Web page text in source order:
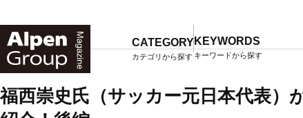
CATEGORY
カテゴリから探す
KEYWORDS
キーワードから探す
TOP マガジン一覧
福西崇史氏（サッカー元日本代表）